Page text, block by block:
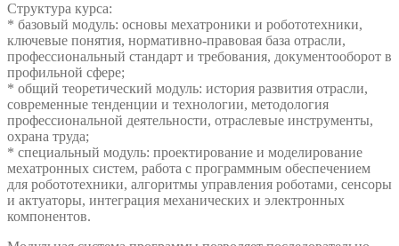
Структура курса:
* базовый модуль: основы мехатроники и робототехники,
ключевые понятия, нормативно-правовая база отрасли,
профессиональный стандарт и требования, документооборот в
профильной сфере;
* общий теоретический модуль: история развития отрасли,
современные тенденции и технологии, методология
профессиональной деятельности, отраслевые инструменты,
охрана труда;
* специальный модуль: проектирование и моделирование
мехатронных систем, работа с программным обеспечением
для робототехники, алгоритмы управления роботами, сенсоры
и актуаторы, интеграция механических и электронных
компонентов.